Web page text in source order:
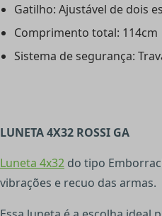
Gatilho: Ajustável de dois
Comprimento total: 114cm
Sistema de segurança:
LUNETA 4X32 ROSSI GA
Luneta 4x32 do tipo
vibrações e recuo das armas.